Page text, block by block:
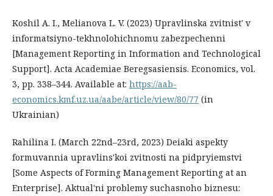
Koshil A. I., Melianova L. V. (2023) Upravlinska zvitnist' v
informatsiyno-tekhnolohichnomu zabezpechenni
[Management Reporting in Information and Technological
Support]. Acta Academiae Beregsasiensis. Economics, vol.
3, pp. 338–344. Available at: https://aab-
economics.kmf.uz.ua/aabe/article/view/80/77 (in
Ukrainian)
Rahilina I. (March 22nd–23rd, 2023) Deiaki aspekty
formuvannia upravlins'koi zvitnosti na pidpryiemstvi
[Some Aspects of Forming Management Reporting at an
Enterprise]. Aktual'ni problemy suchasnoho biznesu: